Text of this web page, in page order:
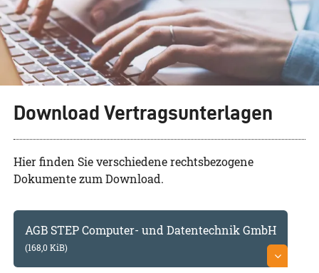
Download Vertragsunterlagen
Hier finden Sie verschiedene rechtsbezogene
Dokumente zum Download.
AGB STEP Computer- und Datentechnik GmbH
(168,0 KiB)